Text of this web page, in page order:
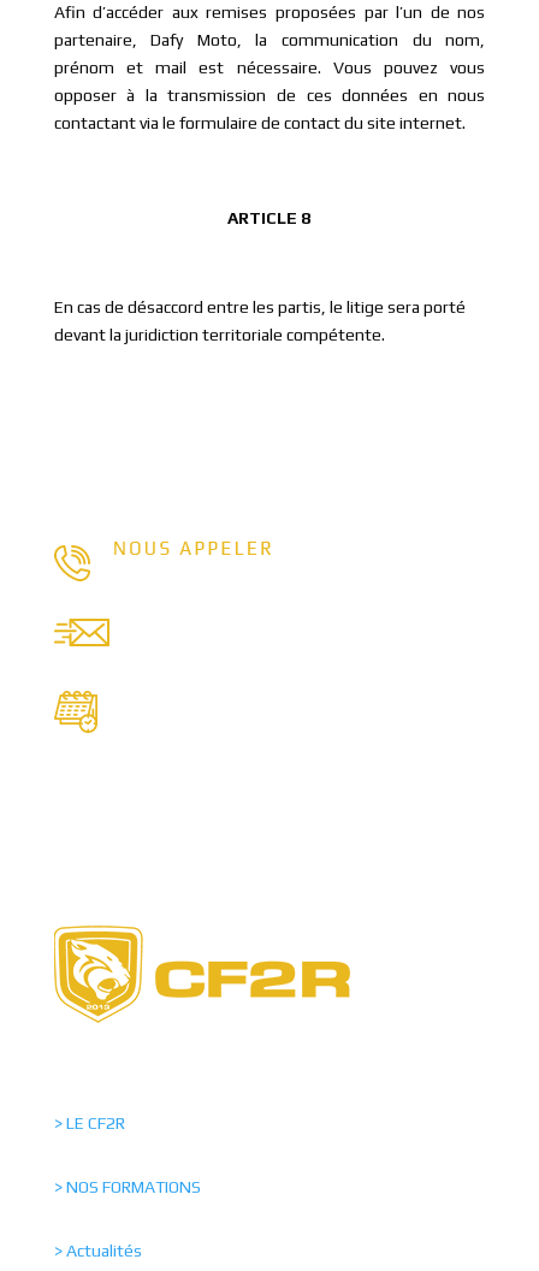
Afin d’accéder aux remises proposées par l’un de nos
partenaire, Dafy Moto, la communication du nom,
prénom et mail est nécessaire. Vous pouvez vous
opposer à la transmission de ces données en nous
contactant via le formulaire de contact du site internet.
ARTICLE 8
En cas de désaccord entre les partis, le litige sera porté
devant la juridiction territoriale compétente.
> LE CF2R
> NOS FORMATIONS
> Actualités